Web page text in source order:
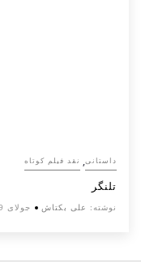
داستانی, نقد فیلم کوتاه
تلنگر
نوشته: علی بکتاش جولای 29, 2025